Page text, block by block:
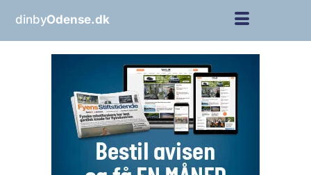
dinbyOdense.dk